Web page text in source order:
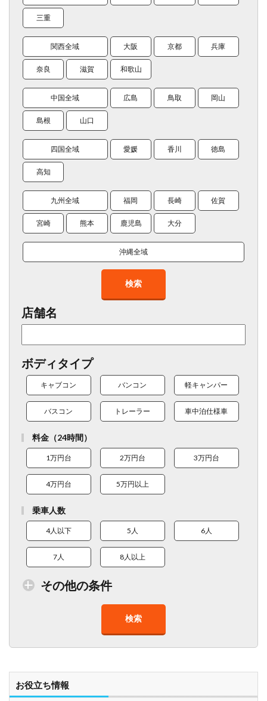
三重
関西全域 大阪 京都 兵庫
奈良 滋賀 和歌山
中国全域 広島 鳥取 岡山
島根 山口
四国全域 愛媛 香川 徳島
高知
九州全域 福岡 長崎 佐賀
宮崎 熊本 鹿児島 大分
沖縄全域
検索
店舗名
ボディタイプ
キャブコン バンコン 軽キャンパー
バスコン トレーラー 車中泊仕様車
料金（24時間）
1万円台 2万円台 3万円台
4万円台 5万円以上
乗車人数
4人以下 5人 6人
7人 8人以上
その他の条件
車椅子対応
検索
お役立ち情報